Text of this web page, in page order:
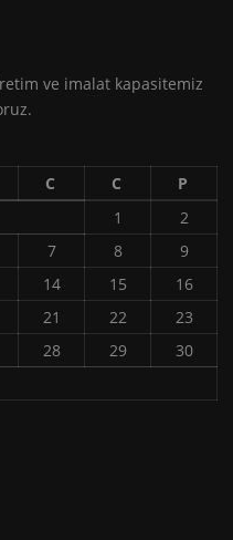
ve imalat kapasitemiz
C C
P
1
2
7 8
9
14 15
16
21 22
23
28 29
30